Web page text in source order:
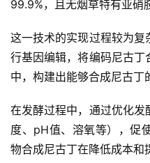
电
99.9%，且无烟草特有亚硝
这一技术的实现过程较为
行基因编辑，将编码尼古
中，构建出能够合成尼古丁
在发酵过程中，通过优化
度、pH值、溶氧等），促
物合成尼古丁在降低成本和